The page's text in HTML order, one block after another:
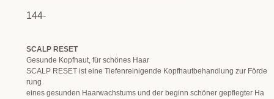
144-
SCALP RESET
Gesunde Kopfhaut, für schönes Haar
SCALP RESET ist eine Tiefenreinigende Kopfhautbehandlung zur Förde
rung
eines gesunden Haarwachstums und der beginn schöner gepflegter Ha